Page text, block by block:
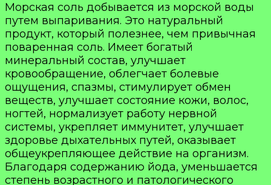
Морская соль добывается из морской воды
путем выпаривания. Это натуральный
продукт, который полезнее, чем привычная
поваренная соль. Имеет богатый
минеральный состав, улучшает
кровообращение, облегчает болевые
ощущения, спазмы, стимулирует обмен
веществ, улучшает состояние кожи, волос,
ногтей, нормализует работу нервной
системы, укрепляет иммунитет, улучшает
здоровье дыхательных путей, оказывает
общеукрепляющее действие на организм.
Благодаря содержанию йода, уменьшается
степень возрастного и патологического